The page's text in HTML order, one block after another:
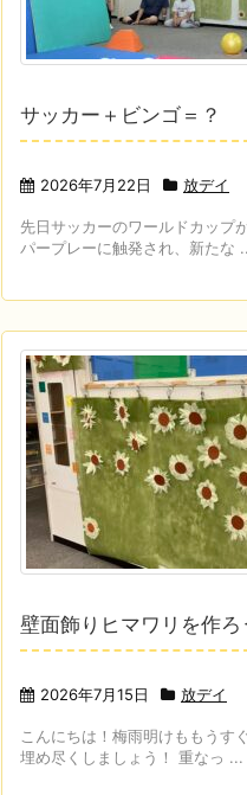
サッカー＋ビンゴ＝？
2026年7月22日 放デイ
先日サッカーのワールドカップ
パープレーに触発され、新たな
壁面飾りヒマワリを作ろ
2026年7月15日 放デイ
こんにちは！梅雨明けももうす
埋め尽くしましょう！ 重なっ ...